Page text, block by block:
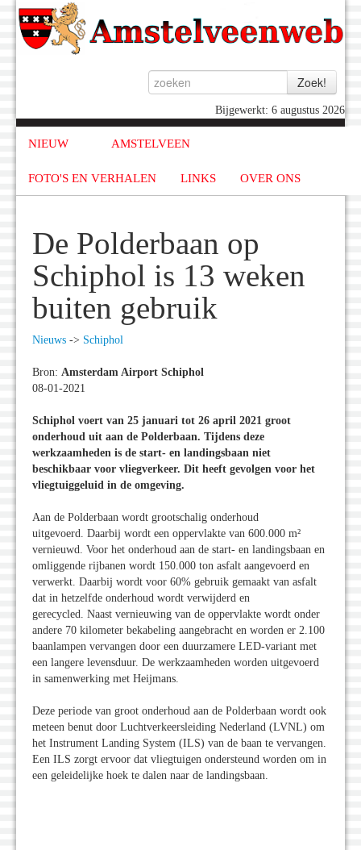
Bijgewerkt: 6 augustus 2026
NIEUW AMSTELVEEN
FOTO'S EN VERHALEN LINKS OVER ONS
De Polderbaan op
Schiphol is 13 weken
buiten gebruik
Nieuws -> Schiphol
Bron: Amsterdam Airport Schiphol
08-01-2021
Schiphol voert van 25 januari tot 26 april 2021 groot
onderhoud uit aan de Polderbaan. Tijdens deze
werkzaamheden is de start- en landingsbaan niet
beschikbaar voor vliegverkeer. Dit heeft gevolgen voor het
vliegtuiggeluid in de omgeving.
Aan de Polderbaan wordt grootschalig onderhoud
uitgevoerd. Daarbij wordt een oppervlakte van 600.000 m²
vernieuwd. Voor het onderhoud aan de start- en landingsbaan en
omliggende rijbanen wordt 150.000 ton asfalt aangevoerd en
verwerkt. Daarbij wordt voor 60% gebruik gemaakt van asfalt
dat in hetzelfde onderhoud wordt verwijderd en
gerecycled. Naast vernieuwing van de oppervlakte wordt onder
andere 70 kilometer bekabeling aangebracht en worden er 2.100
baanlampen vervangen door een duurzamere LED-variant met
een langere levensduur. De werkzaamheden worden uitgevoerd
in samenwerking met Heijmans.
Deze periode van groot onderhoud aan de Polderbaan wordt ook
meteen benut door Luchtverkeersleiding Nederland (LVNL) om
het Instrument Landing System (ILS) van de baan te vervangen.
Een ILS zorgt ervoor dat vliegtuigen ondersteund worden om in
een geleidelijke hoek te dalen naar de landingsbaan.